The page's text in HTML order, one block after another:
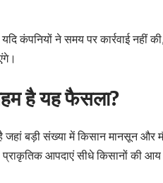
कंपनियों ने समय पर कार्रवाई नहीं
है यह फैसला?
जहां बड़ी संख्या में किसान मानसून और
प्राकृतिक आपदाएं सीधे किसानों की आय